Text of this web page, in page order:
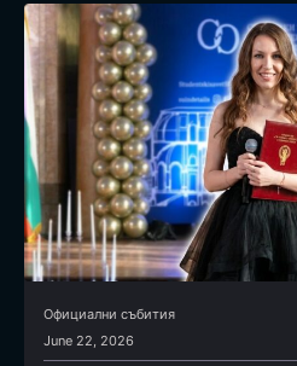
Официални събития
June 22, 2026